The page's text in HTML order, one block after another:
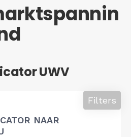
UWV
NAAR
Filters